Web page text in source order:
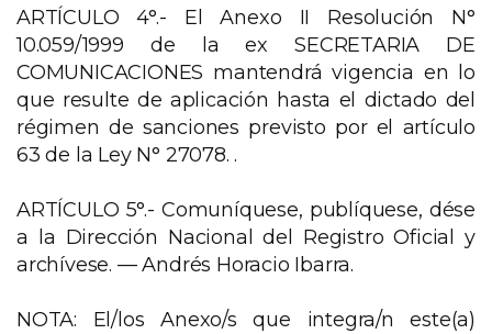
ARTÍCULO 4°.- El Anexo II Resolución N°
10.059/1999 de la ex SECRETARIA DE
COMUNICACIONES mantendrá vigencia en lo
que resulte de aplicación hasta el dictado del
régimen de sanciones previsto por el artículo
63 de la Ley N° 27078. .
ARTÍCULO 5°.- Comuníquese, publíquese, dése
a la Dirección Nacional del Registro Oficial y
archívese. — Andrés Horacio Ibarra.
NOTA: El/los Anexo/s que integra/n este(a)